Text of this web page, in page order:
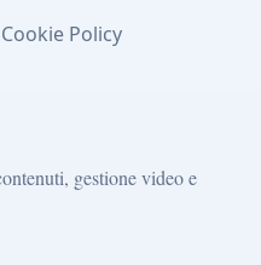
Cookie Policy
gestione video e